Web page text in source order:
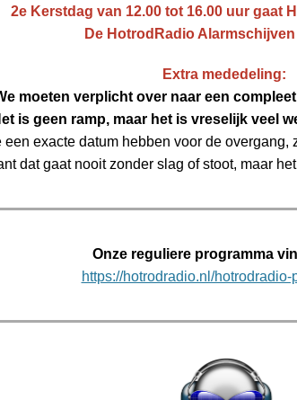
2e Kerstdag van 12.00 tot 16.00 uur gaat
De HotrodRadio Alarmschijven
Extra mededeling:
moeten verplicht over naar een
is geen ramp, maar het is vreselijk veel
een exacte datum hebben voor de overgang,
dat gaat nooit zonder slag of stoot, maar
Onze reguliere programma
https://hotrodradio.nl/hotrodradio-